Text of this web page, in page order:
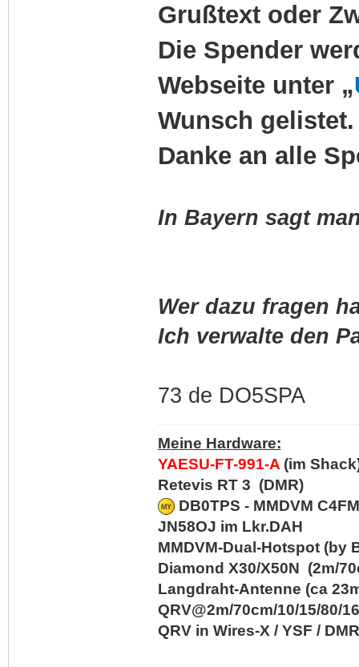
Grußtext oder
Die Spender
Webseite unter „
Wunsch gelistet.
Danke an alle
In Bayern sagt
Wer dazu fragen
Ich verwalte den
73 de DO5SPA
Meine Hardware:
YAESU-FT-991-A(im
Retevis RT 3 (DMR)
DB0TPS - MMDVM
JN58OJ im Lkr.DAH
MMDVM-Dual-Hotspot (by
Diamond X30/X50N (2m/
Langdraht-Antenne (ca
QRV@2m/70cm/10/15/80/
QRV in Wires-X / YSF /